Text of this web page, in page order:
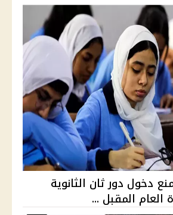
يمنع دخول دور ثان الثانوية
العام المقبل ...